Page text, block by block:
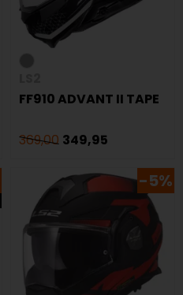
FF910 ADVANT II TAPE
369,00 349,95
-5%